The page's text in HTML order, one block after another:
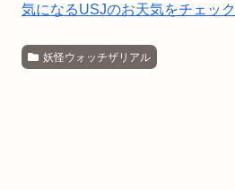
気になるUSJのお天気をチェック
妖怪ウォッチザリアル